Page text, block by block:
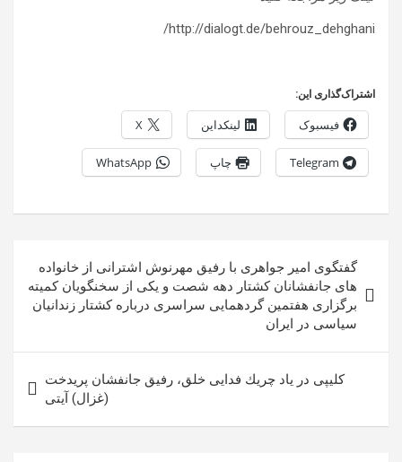
http://dialogt.de/behrouz_dehghani/
اشتراک‌گذاری این:
فیسبوک لینکداین X
Telegram چاپ WhatsApp
راهبری
نوشته
گفتگوی امیر جواهری با رفیق مهرنوش اشترانی از خانواده
های جانفشانان کشتار دهه شصت و یکی از سخنگویان کمیته
برگزاری هفتمین گردهمایی سراسری درباره کشتار زندانیان
سیاسی در ایران
کلیپی در ياد چريك فدايى خلق، رفيق جانفشان پريدخت
(غزال) آيتى